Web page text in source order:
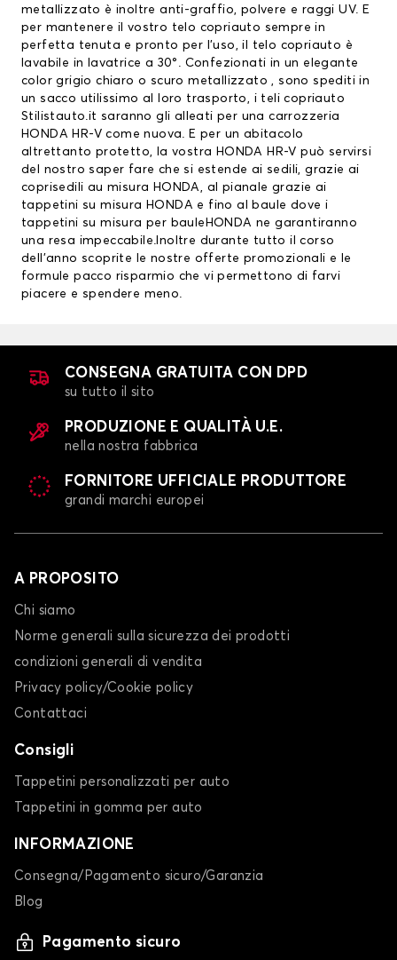
metallizzato è inoltre anti-graffio, polvere e raggi UV. E
per mantenere il vostro telo copriauto sempre in
perfetta tenuta e pronto per l’uso, il telo copriauto è
lavabile in lavatrice a 30°. Confezionati in un elegante
color grigio chiaro o scuro metallizzato , sono spediti in
un sacco utilissimo al loro trasporto, i teli copriauto
Stilistauto.it saranno gli alleati per una carrozzeria
HONDA HR-V come nuova. E per un abitacolo
altrettanto protetto, la vostra HONDA HR-V può servirsi
del nostro saper fare che si estende ai sedili, grazie ai
coprisedili au misura HONDA, al pianale grazie ai
tappetini su misura HONDA e fino al baule dove i
tappetini su misura per bauleHONDA ne garantiranno
una resa impeccabile.Inoltre durante tutto il corso
dell’anno scoprite le nostre offerte promozionali e le
formule pacco risparmio che vi permettono di farvi
piacere e spendere meno.
CONSEGNA GRATUITA CON DPD
su tutto il sito
PRODUZIONE E QUALITÀ U.E.
nella nostra fabbrica
FORNITORE UFFICIALE PRODUTTORE
grandi marchi europei
A PROPOSITO
Chi siamo
Norme generali sulla sicurezza dei prodotti
condizioni generali di vendita
Privacy policy/Cookie policy
Contattaci
Consigli
Tappetini personalizzati per auto
Tappetini in gomma per auto
INFORMAZIONE
Consegna/Pagamento sicuro/Garanzia
Blog
Pagamento sicuro